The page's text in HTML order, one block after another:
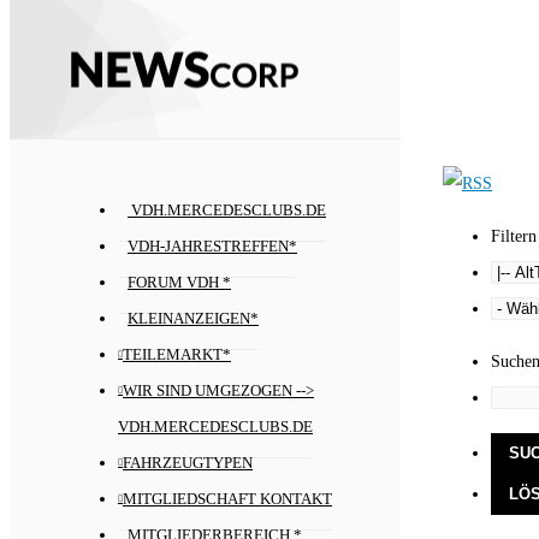
VDH.MERCEDESCLUBS.DE
VDH-JAHRESTREFFEN*
FORUM VDH *
KLEINANZEIGEN*
TEILEMARKT*
WIR SIND UMGEZOGEN -->
VDH.MERCEDESCLUBS.DE
FAHRZEUGTYPEN
MITGLIEDSCHAFT KONTAKT
MITGLIEDERBEREICH *
Filtern
Suchen